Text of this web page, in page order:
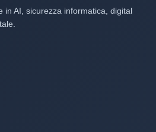
in AI, sicurezza informatica, digital